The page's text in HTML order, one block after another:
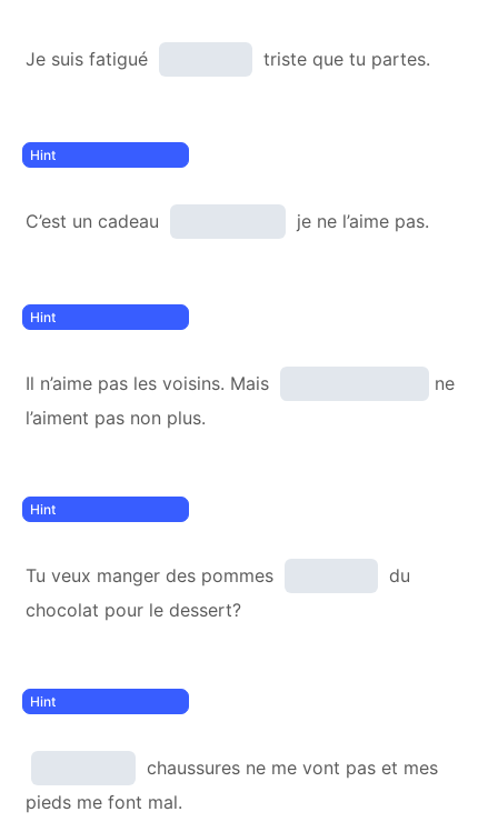
Je suis fatigué triste que tu partes.
C’est un cadeau je ne l’aime pas.
Il n’aime pas les voisins. Mais
ne
l’aiment pas non plus.
Tu veux manger des pommes
du
chocolat pour le dessert?
chaussures ne me vont pas et mes
pieds me font mal.